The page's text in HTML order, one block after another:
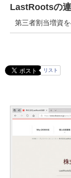
LastRootsの
第三者割当増資
リスト